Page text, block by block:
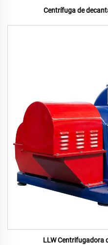
Centrífuga de
LLW Centrifugadora